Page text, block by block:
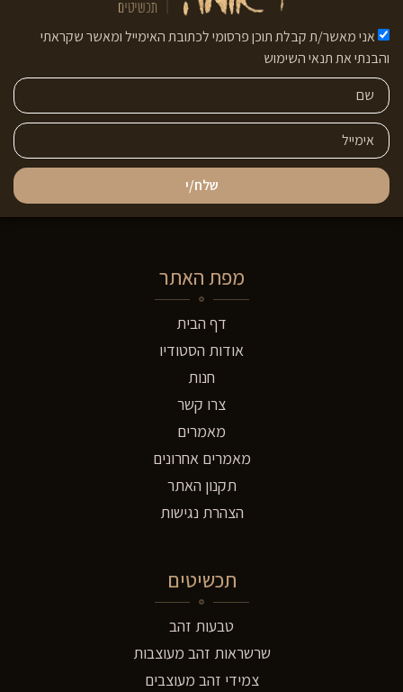
אני מאשר/ת קבלת תוכן פרסומי לכתובת האימייל ומאשר שקראתי
והבנתי את תנאי השימוש
שלח/י
מפת האתר
דף הבית
אודות הסטודיו
חנות
צרו קשר
מאמרים
מאמרים אחרונים
תקנון האתר
הצהרת נגישות
תכשיטים
טבעות זהב
שרשראות זהב מעוצבות
צמידי זהב מעוצבים